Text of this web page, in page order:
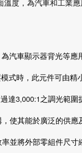
溫度，為汽車和工業
為汽車顯示器背光等
式時，此元件可由精
達3,000:1之調光範圍
使其能於廣泛的供
並將外部零組件尺寸